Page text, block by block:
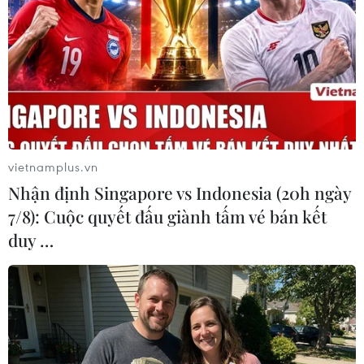
người mẫu, đặc biệt là các cô nàng người mẫu
của Victoria’s Secret tin tưởng sử dụng.
vietnamplus.vn
Nhận định Singapore vs Indonesia (20h ngày
7/8): Cuộc quyết đấu giành tấm vé bán kết
duy …